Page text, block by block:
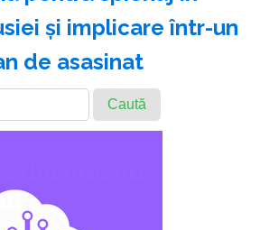
şi implicare într-un
de asasinat